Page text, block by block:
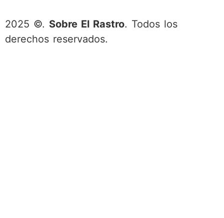
2025 ©. Sobre El Rastro. Todos los
derechos reservados.